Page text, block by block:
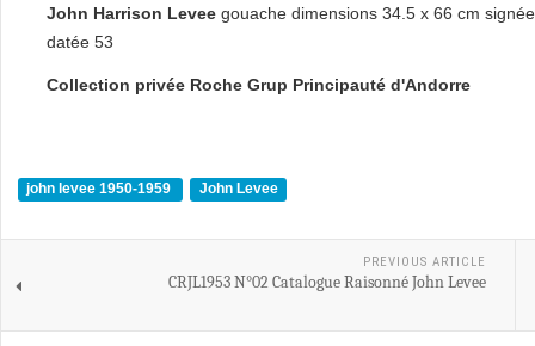
John Harrison Levee gouache dimensions 34.5 x 66 cm
datée 53
Collection privée Roche Grup Principauté d'Andorre
john levee 1950-1959 John Levee
PREVIOUS ARTICLE
CRJL1953 N°02 Catalogue Raisonné John Levee